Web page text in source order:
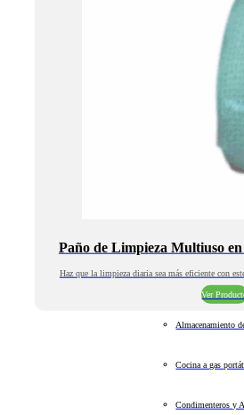
Paño de Limpieza Multiuso
Haz que la limpieza diaria sea más eficiente con
Ver
Almacenamiento
Cocina a gas
Condimenteros y